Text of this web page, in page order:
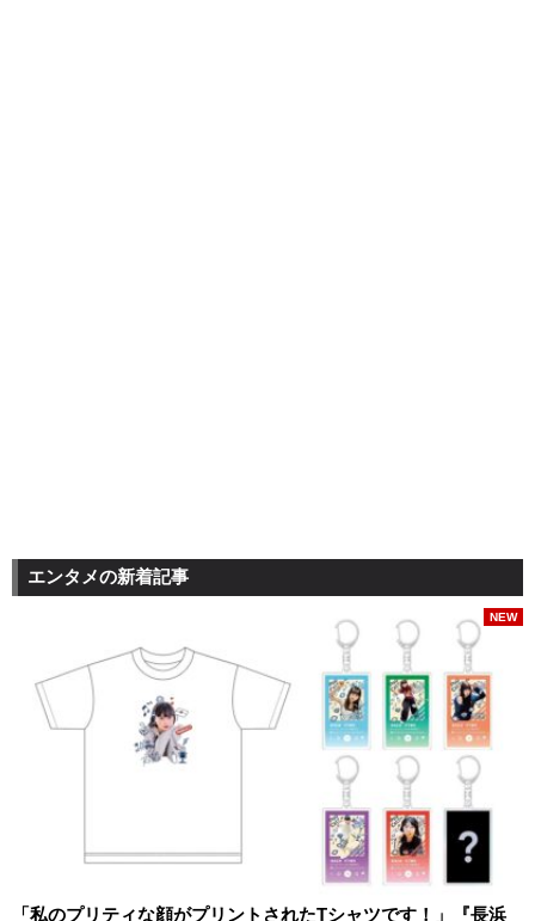
エンタメの新着記事
「私のプリティな顔がプリントされたTシャツです！」『長浜
NEW